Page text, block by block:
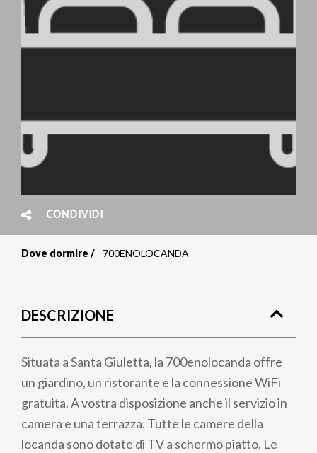
CONDIVIDI
pane
Dove dormire 700ENOLOCANDA
DESCRIZIONE
Situata a Santa Giuletta, la 700enolocanda offre
un giardino, un ristorante e la connessione WiFi
gratuita. A vostra disposizione anche il servizio in
camera e una terrazza. Tutte le camere della
locanda sono dotate di TV a schermo piatto. Le